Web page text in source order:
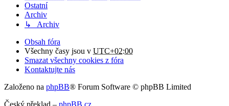
Ostatní
Archiv
↳ Archiv
Obsah fóra
Všechny časy jsou v UTC+02:00
Smazat všechny cookies z fóra
Kontaktujte nás
Založeno na phpBB® Forum Software © phpBB Limited